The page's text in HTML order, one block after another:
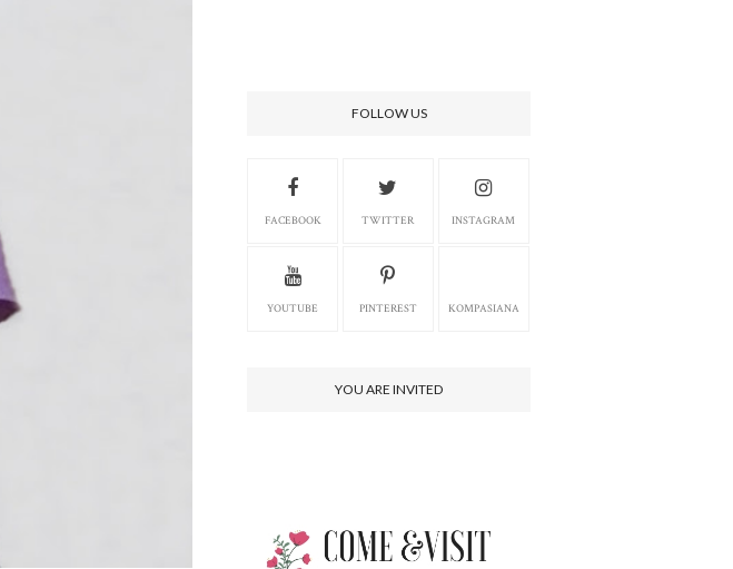
FOLLOW US
FACEBOOK TWITTER INSTAGRAM
YOUTUBE PINTEREST KOMPASIANA
YOU ARE INVITED